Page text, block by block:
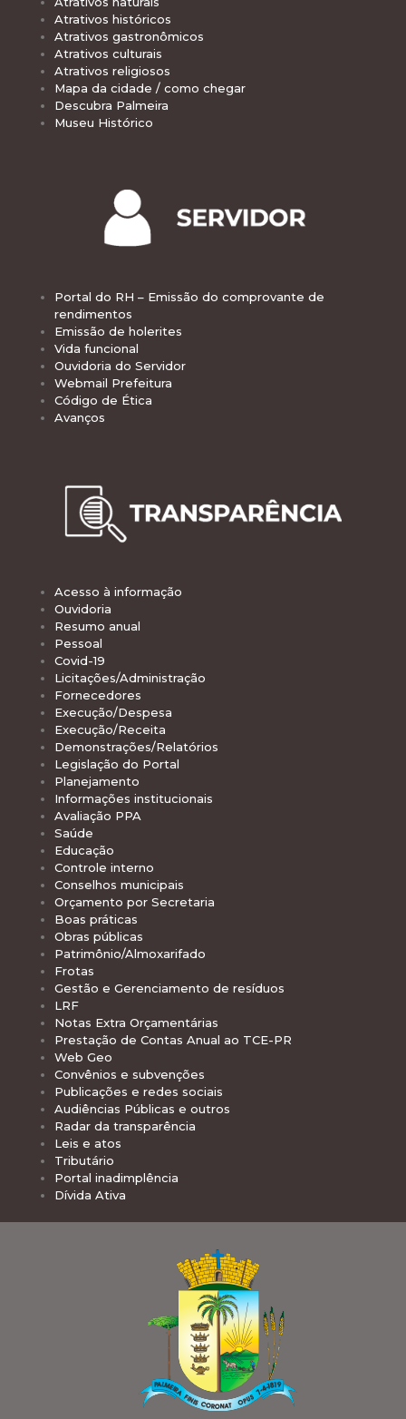
Atrativos históricos
Atrativos gastronômicos
Atrativos culturais
Atrativos religiosos
Mapa da cidade / como chegar
Descubra Palmeira
Museu Histórico
Portal do RH – Emissão do comprovante de
rendimentos
Emissão de holerites
Vida funcional
Ouvidoria do Servidor
Webmail Prefeitura
Código de Ética
Avanços
Acesso à informação
Ouvidoria
Resumo anual
Pessoal
Covid-19
Licitações/Administração
Fornecedores
Execução/Despesa
Execução/Receita
Demonstrações/Relatórios
Legislação do Portal
Planejamento
Informações institucionais
Avaliação PPA
Saúde
Educação
Controle interno
Conselhos municipais
Orçamento por Secretaria
Boas práticas
Obras públicas
Patrimônio/Almoxarifado
Frotas
Gestão e Gerenciamento de resíduos
LRF
Notas Extra Orçamentárias
Prestação de Contas Anual ao TCE-PR
Web Geo
Convênios e subvenções
Publicações e redes sociais
Audiências Públicas e outros
Radar da transparência
Leis e atos
Tributário
Portal inadimplência
Dívida Ativa